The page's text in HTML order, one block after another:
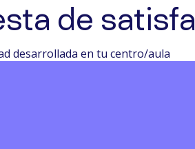
de
desarrollada en tu centro/aula